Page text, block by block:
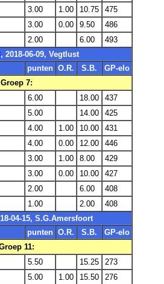
3.00 1.00 10.75
475
3.00 0.00 9.50
486
2.00 6.00
493
, 2018-06-09, Vegtlust
punten O.R. S.B.
GP-elo
Groep 7:
6.00 18.00
437
5.00 14.00
425
4.00 1.00 10.00
431
4.00 0.00 12.00
446
3.00 1.00 8.00
429
3.00 0.00 10.00
427
2.00 6.00
408
1.00 2.00
408
04-15, S.G.Amersfoort
punten O.R. S.B.
GP-elo
11:
5.50 15.25
273
5.00 1.00 15.50
276